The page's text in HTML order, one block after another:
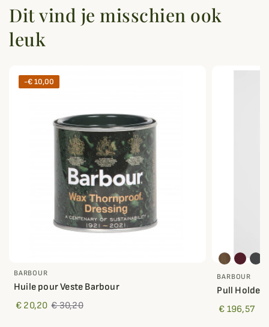
Dit vind je misschien ook
leuk
-€ 10,00
BARBOUR
Huile pour Veste Barbour
€ 20,20 € 30,20
BARBOUR
Pull Holden
€ 196,57